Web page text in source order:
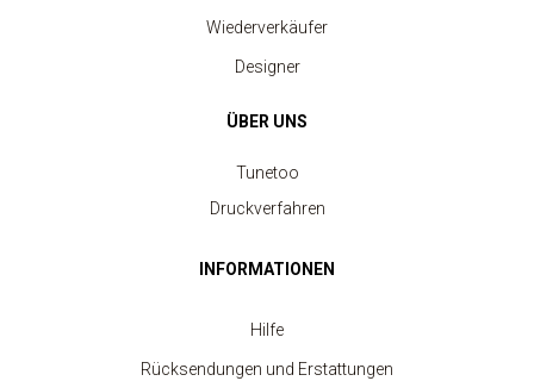
Wiederverkäufer
Designer
ÜBER UNS
Tunetoo
Druckverfahren
INFORMATIONEN
Hilfe
Rücksendungen und Erstattungen